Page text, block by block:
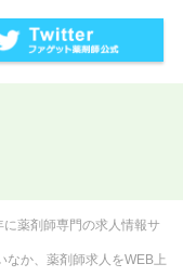
薬剤師専門の求人情報サ
なか、薬剤師求人をWEB上